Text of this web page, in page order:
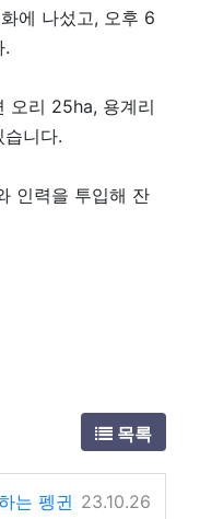
에 나섰고, 오후 6
.
오리 25ha, 용계리
니다.
인력을 투입해 잔
목록
는 펭귄 23.10.26